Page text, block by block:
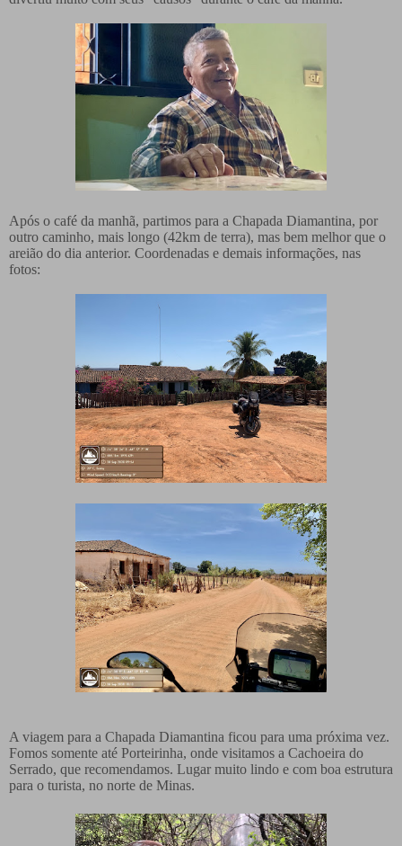
Após o café da manhã, partimos para a Chapada Diamantina, por
outro caminho, mais longo (42km de terra), mas bem melhor que o
areião do dia anterior. Coordenadas e demais informações, nas
fotos:
A viagem para a Chapada Diamantina ficou para uma próxima vez.
Fomos somente até Porteirinha, onde visitamos a Cachoeira do
Serrado, que recomendamos. Lugar muito lindo e com boa estrutura
para o turista, no norte de Minas.